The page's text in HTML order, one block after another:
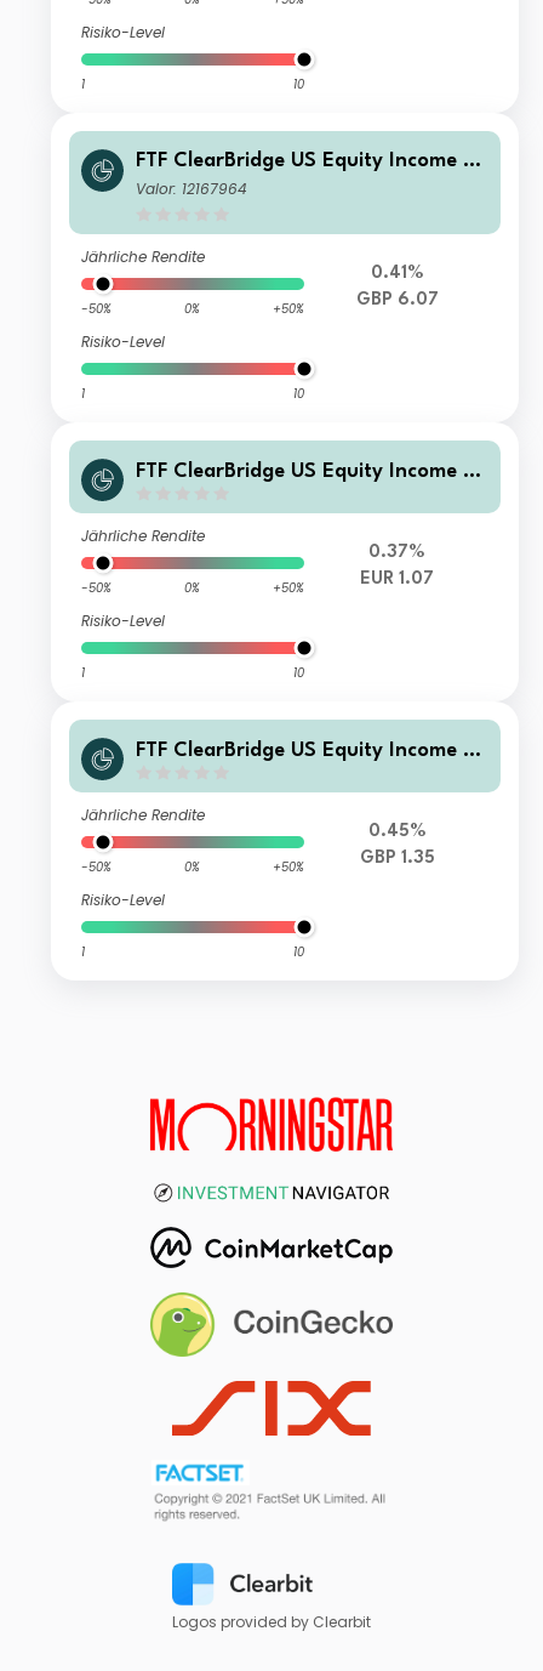
Risiko-Level
1 10
FTF ClearBridge US Equity Income Fu
nd W Accumulation
Valor: 12167964
Jährliche Rendite
-50% 0% +50%
Risiko-Level
1 10
0.41%
GBP 6.07
FTF ClearBridge US Equity Income Fu
Jährliche Rendite
-50% 0% +50%
Risiko-Level
1 10
0.37%
EUR 1.07
FTF ClearBridge US Equity Income Fu
Jährliche Rendite
-50% 0% +50%
Risiko-Level
1 10
0.45%
GBP 1.35
Logos provided by Clearbit